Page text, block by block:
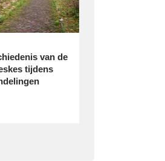
van de
tijdens